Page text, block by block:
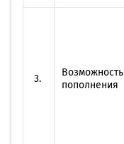
3.
Возможность
пополнения